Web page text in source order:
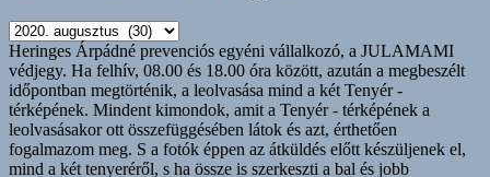
https://julamami.com
Ismerve
a
generációs
feladatod,
tán
teherként
a
Heringes Árpádné prevenciós egyéni vállalkozó, a JULAMAMI
védjegy. Ha felhív, 08.00 és 18.00 óra között, azután a megbeszélt
időpontban megtörténik, a leolvasása mind a két Tenyér -
térképének. Mindent kimondok, amit a Tenyér - térképének a
leolvasásakor ott összefüggésében látok és azt, érthetően
fogalmazom meg. S a fotók éppen az átküldés előtt készüljenek el,
mind a két tenyeréről, s ha össze is szerkeszti a bal és jobb